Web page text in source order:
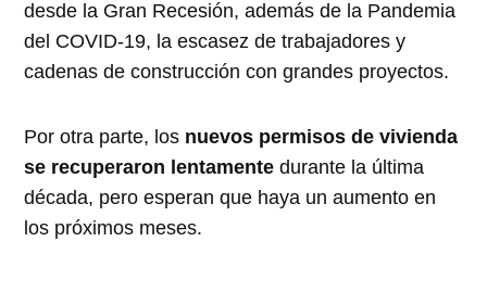
desde la Gran Recesión, además de la Pandemia
del COVID-19, la escasez de trabajadores y
cadenas de construcción con grandes proyectos.
Por otra parte, los nuevos permisos de vivienda
se recuperaron lentamente durante la última
década, pero esperan que haya un aumento en
los próximos meses.